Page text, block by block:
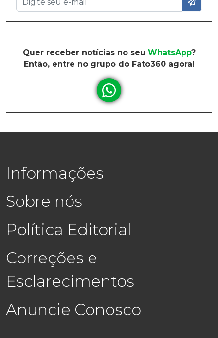
Quer receber notícias no seu WhatsApp?
Então, entre no grupo do Fato360 agora!
Informações
Sobre nós
Política Editorial
Correções e
Esclarecimentos
Anuncie Conosco